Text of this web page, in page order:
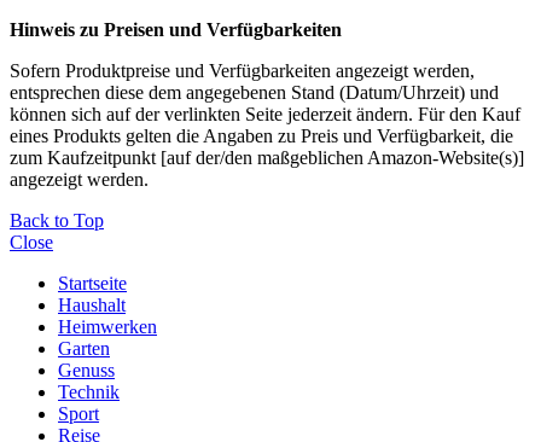
Hinweis zu Preisen und Verfügbarkeiten
Sofern Produktpreise und Verfügbarkeiten angezeigt werden,
entsprechen diese dem angegebenen Stand (Datum/Uhrzeit) und
können sich auf der verlinkten Seite jederzeit ändern. Für den Kauf
eines Produkts gelten die Angaben zu Preis und Verfügbarkeit, die
zum Kaufzeitpunkt [auf der/den maßgeblichen Amazon-Website(s)]
angezeigt werden.
Back to Top
Close
Startseite
Haushalt
Heimwerken
Garten
Genuss
Technik
Sport
Reise